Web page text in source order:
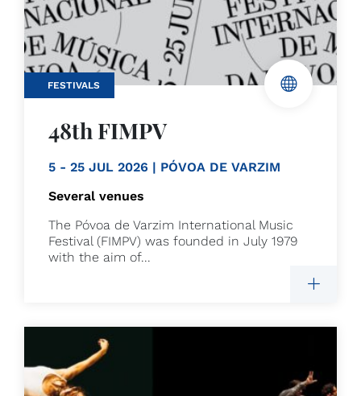
FESTIVALS
48th FIMPV
5 - 25 JUL 2026 | PÓVOA DE VARZIM
Several venues
The Póvoa de Varzim International Music
Festival (FIMPV) was founded in July 1979
with the aim of...